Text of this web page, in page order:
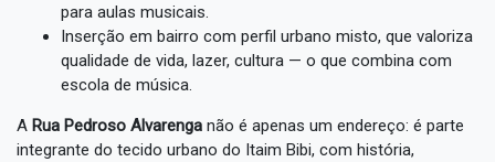
para aulas musicais.
Inserção em bairro com perfil urbano misto, que valoriza
qualidade de vida, lazer, cultura — o que combina com
escola de música.
A Rua Pedroso Alvarenga não é apenas um endereço: é parte
integrante do tecido urbano do Itaim Bibi, com história,